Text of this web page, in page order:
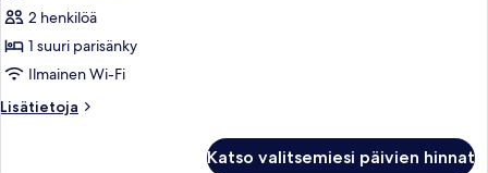
Standard-
huone,
1
suuri
parisänky
2 henkilöä
1 suuri parisänky
Ilmainen Wi-Fi
Lisätietoja
Lisätietoja
Katso valitsemiesi päivien hinnat